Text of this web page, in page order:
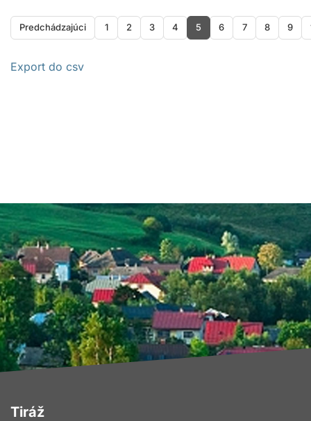
Predchádzajúci 1 2 3 4 5 6 7 8 9
Export do csv
Tiráž